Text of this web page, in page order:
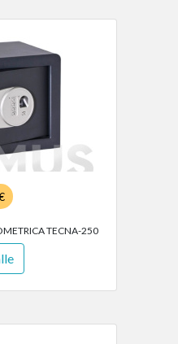
TECNA-250